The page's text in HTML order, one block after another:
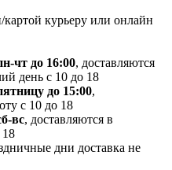
курьеру или онлайн
чт до 16:00, доставляются
день с 10 до 18
до 15:00,
с 10 до 18
вс, доставляются в
18
дни доставка не